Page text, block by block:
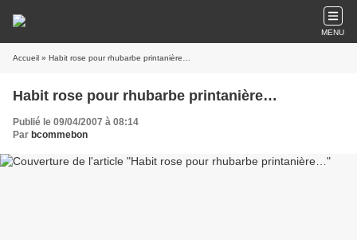
MENU
Accueil » Habit rose pour rhubarbe printanière…
Habit rose pour rhubarbe printanière…
Publié le 09/04/2007 à 08:14
Par bcommebon